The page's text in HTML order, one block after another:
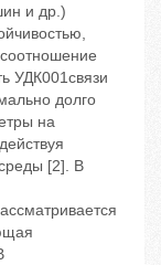
и др.)
УДК001связи
долго
на
[2]. В